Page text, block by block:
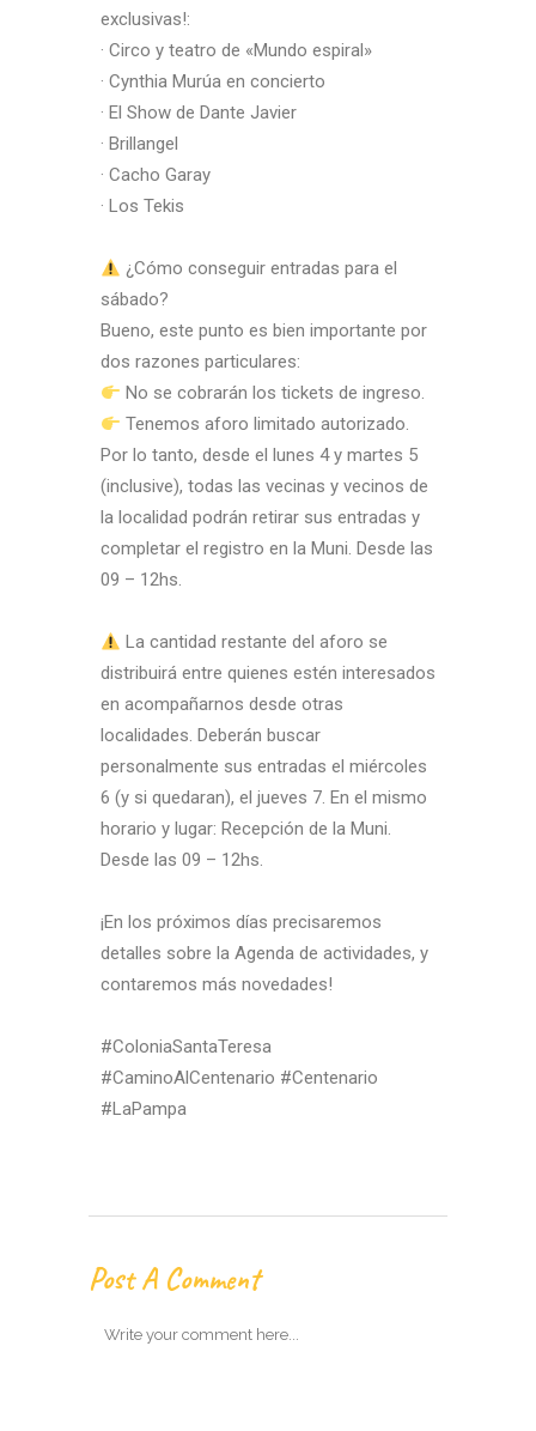
exclusivas!:
· Circo y teatro de «Mundo espiral»
· Cynthia Murúa en concierto
· El Show de Dante Javier
· Brillangel
· Cacho Garay
· Los Tekis
¿Cómo conseguir entradas para el
sábado?
Bueno, este punto es bien importante por
dos razones particulares:
No se cobrarán los tickets de ingreso.
Tenemos aforo limitado autorizado.
Por lo tanto, desde el lunes 4 y martes 5
(inclusive), todas las vecinas y vecinos de
la localidad podrán retirar sus entradas y
completar el registro en la Muni. Desde las
09 – 12hs.
La cantidad restante del aforo se
distribuirá entre quienes estén interesados
en acompañarnos desde otras
localidades. Deberán buscar
personalmente sus entradas el miércoles
6 (y si quedaran), el jueves 7. En el mismo
horario y lugar: Recepción de la Muni.
Desde las 09 – 12hs.
¡En los próximos días precisaremos
detalles sobre la Agenda de actividades, y
contaremos más novedades!
#ColoniaSantaTeresa
#CaminoAlCentenario #Centenario
#LaPampa
Post A Comment